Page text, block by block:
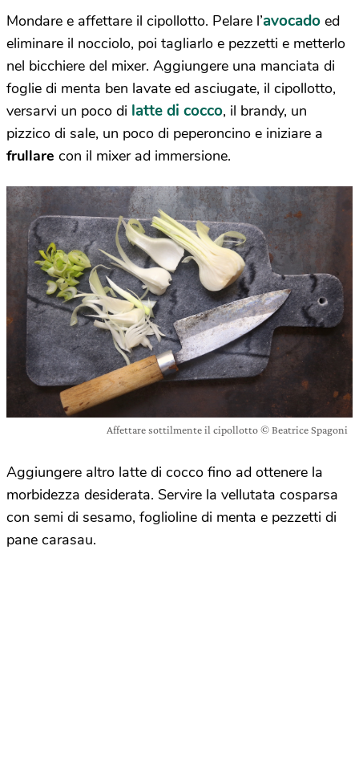
Mondare e affettare il cipollotto. Pelare l’avocado ed
eliminare il nocciolo, poi tagliarlo e pezzetti e metterlo
nel bicchiere del mixer. Aggiungere una manciata di
foglie di menta ben lavate ed asciugate, il cipollotto,
versarvi un poco di latte di cocco, il brandy, un
pizzico di sale, un poco di peperoncino e iniziare a
frullare con il mixer ad immersione.
Affettare sottilmente il cipollotto © Beatrice Spagoni
Aggiungere altro latte di cocco fino ad ottenere la
morbidezza desiderata. Servire la vellutata cosparsa
con semi di sesamo, foglioline di menta e pezzetti di
pane carasau.